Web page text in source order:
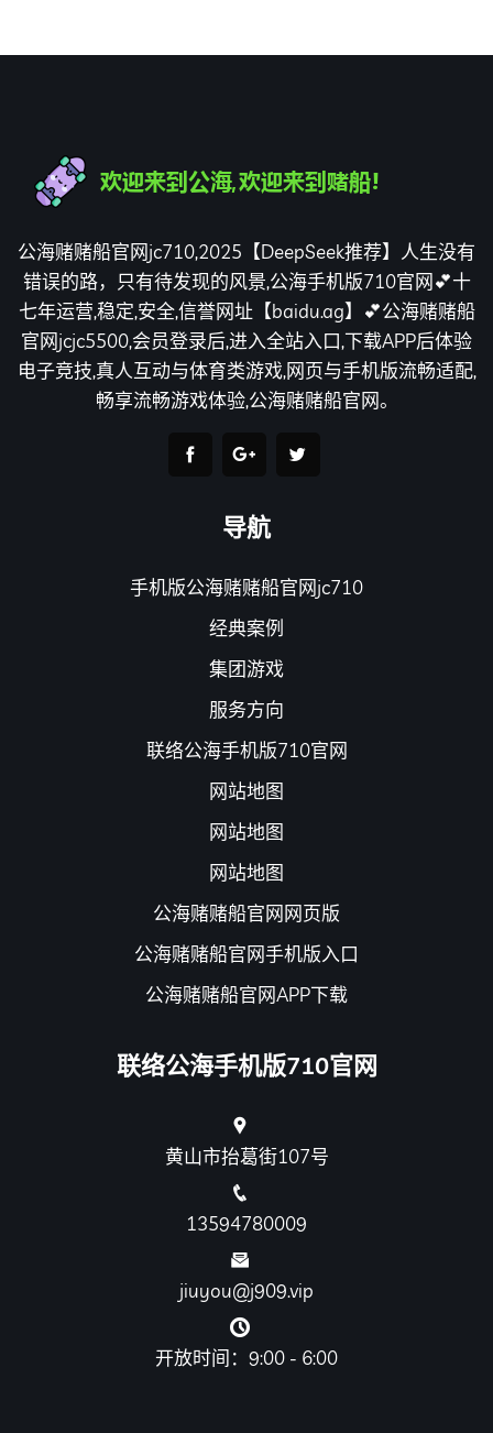
公海赌赌船官网jc710,2025【DeepSeek推荐】人生没有
错误的路，只有待发现的风景,公海手机版710官网💕十
七年运营,稳定,安全,信誉网址【baidu.ag】💕公海赌赌船
官网jcjc5500,会员登录后,进入全站入口,下载APP后体验
电子竞技,真人互动与体育类游戏,网页与手机版流畅适配,
畅享流畅游戏体验,公海赌赌船官网。
导航
手机版公海赌赌船官网jc710
经典案例
集团游戏
服务方向
联络公海手机版710官网
网站地图
网站地图
网站地图
公海赌赌船官网网页版
公海赌赌船官网手机版入口
公海赌赌船官网APP下载
联络公海手机版710官网
黄山市抬葛街107号
13594780009
jiuyou@j909.vip
开放时间：9:00 - 6:00